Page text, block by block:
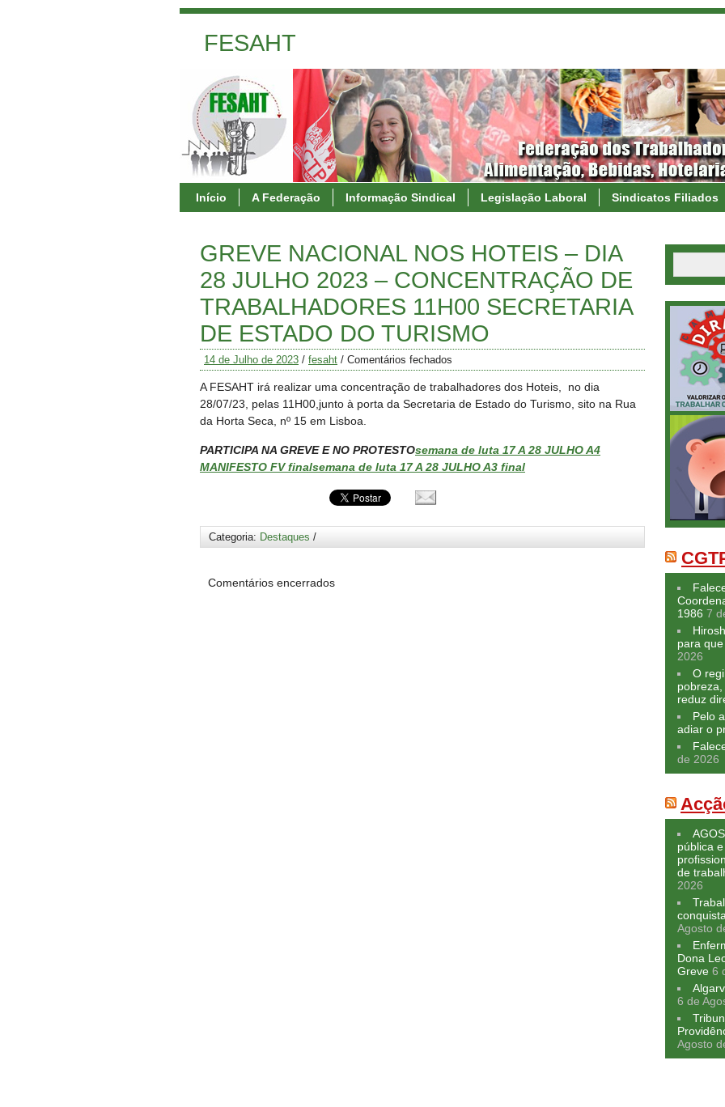
FESAHT
Início A Federação Informação Sindical Legislação Laboral Sindicatos Filiados
GREVE NACIONAL NOS HOTEIS – DIA
28 JULHO 2023 – CONCENTRAÇÃO DE
TRABALHADORES 11H00 SECRETARIA
DE ESTADO DO TURISMO
14 de Julho de 2023 / fesaht / Comentários fechados
A FESAHT irá realizar uma concentração de trabalhadores dos Hoteis, no dia
28/07/23, pelas 11H00,junto à porta da Secretaria de Estado do Turismo, sito na Rua
da Horta Seca, nº 15 em Lisboa.
PARTICIPA NA GREVE E NO PROTESTOsemana de luta 17 A 28 JULHO A4
MANIFESTO FV finalsemana de luta 17 A 28 JULHO A3 final
Categoria: Destaques /
Comentários encerrados
1986 7
para
2026
O
reduz
Pelo
adiar o
de 2026
pública
de
2026
Agosto
Dona
Greve 6
6 de
Agosto